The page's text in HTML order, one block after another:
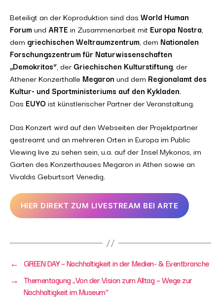
Beteiligt an der Koproduktion sind das World Human
Forumund ARTE in Zusammenarbeit mit Europa Nostra,
dem griechischen Weltraumzentrum, dem Nationalen
Forschungszentrum für Naturwissenschaften
„Demokritos“, der Griechischen Kulturstiftung, der
Athener Konzerthalle Megaron und dem Regionalamt des
Kultur- und Sportministeriums auf den Kykladen.
Das EUYO ist künstlerischer Partner der Veranstaltung.
Das Konzert wird auf den Webseiten der Projektpartner
gestreamt und an mehreren Orten in Europa im Public
Viewing live zu sehen sein, u.a. auf der Insel Mykonos, im
Garten des Konzerthauses Megaron in Athen sowie an
Vivaldis Geburtsort Venedig.
HIER DIREKT ZUM LIVESTREAM BEI ARTE
← GREEN DAY – Nachhaltigkeit in der Medien- & Eventbranche
→ Thementagung „Von der Vision zum Alltag – Wege zur
Nachhaltigkeit im Museum“